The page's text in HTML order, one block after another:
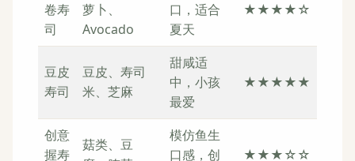
卷寿
司
萝卜、
Avocado
口，适合
夏天
★★★★☆
豆皮
寿司
豆皮、寿司
米、芝麻
甜咸适
中，小孩
最爱
★★★★★
创意
握寿
菇类、豆
模仿鱼生
口感，创
★★★☆☆